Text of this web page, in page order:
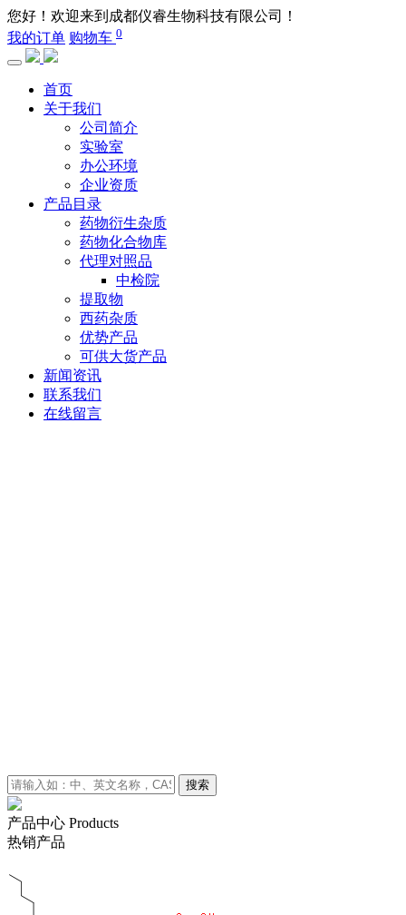
您好！欢迎来到成都仪睿生物科技有限公司！
我的订单 购物车 0
首页
关于我们
公司简介
实验室
办公环境
企业资质
产品目录
药物衍生杂质
药物化合物库
代理对照品
中检院
提取物
西药杂质
优势产品
可供大货产品
新闻资讯
联系我们
在线留言
搜索
产品中心 Products
热销产品